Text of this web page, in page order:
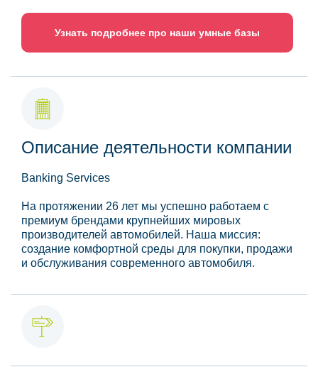
Узнать подробнее про наши умные базы
Описание деятельности компании
Banking Services
На протяжении 26 лет мы успешно работаем с
премиум брендами крупнейших мировых
производителей автомобилей. Наша миссия:
создание комфортной среды для покупки, продажи
и обслуживания современного автомобиля.